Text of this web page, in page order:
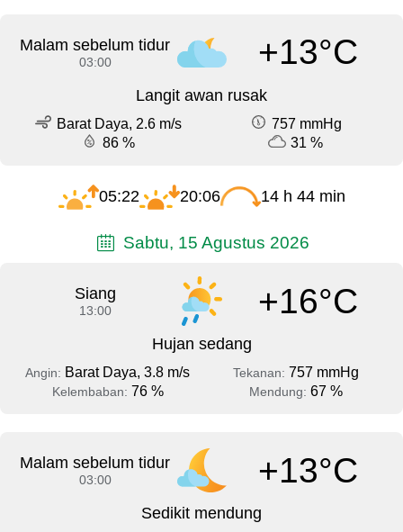
Malam sebelum tidur
03:00 +13°C
Langit awan rusak
Barat Daya, 2.6 m/s
757 mmHg
86 %
31 %
05:22 20:06 14 h 44 min
Sabtu, 15 Agustus 2026
Siang
13:00 +16°C
Hujan sedang
Angin: Barat Daya, 3.8 m/s Tekanan: 757 mmHg
Kelembaban: 76 % Mendung: 67 %
Malam sebelum tidur
03:00 +13°C
Sedikit mendung